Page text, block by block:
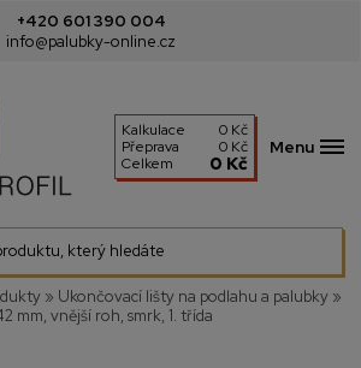
+420 601 390 004
info@palubky-online.cz
Kalkulace
0 Kč
Přeprava
0 Kč
Celkem
0 Kč
Menu
» Ukončovací lišty na podlahu a palubky »
mm, vnější roh, smrk, 1. třída